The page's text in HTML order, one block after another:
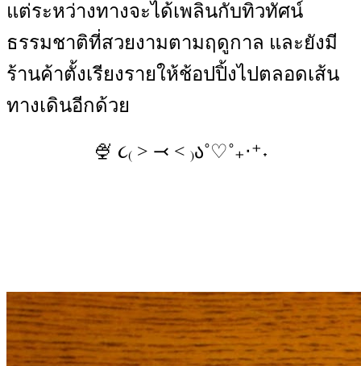
แต่ระหว่างทางจะได้เพลินกับทิวทัศน์
ธรรมชาติที่สวยงามตามฤดูกาล และยังมี
ร้านค้าตั้งเรียงรายให้ช้อปปิ้งไปตลอดเส้น
ทางเดินอีกด้วย
🍨 ૮₍ ˃ ⤙ ˂ ₎ა˚♡˚₊‧⁺˖